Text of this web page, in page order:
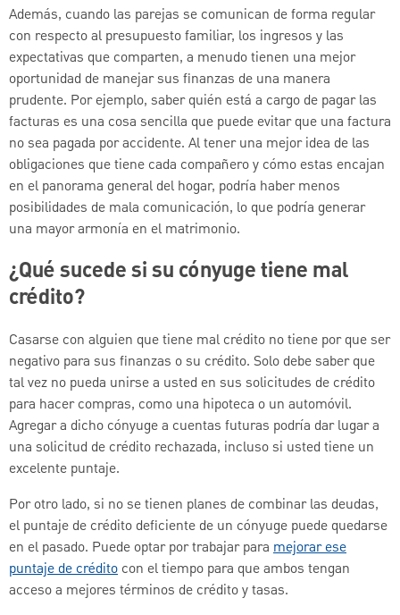
Además, cuando las parejas se comunican de forma regular
con respecto al presupuesto familiar, los ingresos y las
expectativas que comparten, a menudo tienen una mejor
oportunidad de manejar sus finanzas de una manera
prudente. Por ejemplo, saber quién está a cargo de pagar las
facturas es una cosa sencilla que puede evitar que una factura
no sea pagada por accidente. Al tener una mejor idea de las
obligaciones que tiene cada compañero y cómo estas encajan
en el panorama general del hogar, podría haber menos
posibilidades de mala comunicación, lo que podría generar
una mayor armonía en el matrimonio.
¿Qué sucede si su cónyuge tiene mal
crédito?
Casarse con alguien que tiene mal crédito no tiene por que ser
negativo para sus finanzas o su crédito. Solo debe saber que
tal vez no pueda unirse a usted en sus solicitudes de crédito
para hacer compras, como una hipoteca o un automóvil.
Agregar a dicho cónyuge a cuentas futuras podría dar lugar a
una solicitud de crédito rechazada, incluso si usted tiene un
excelente puntaje.
Por otro lado, si no se tienen planes de combinar las deudas,
el puntaje de crédito deficiente de un cónyuge puede quedarse
en el pasado. Puede optar por trabajar para mejorar ese
puntaje de crédito con el tiempo para que ambos tengan
acceso a mejores términos de crédito y tasas.